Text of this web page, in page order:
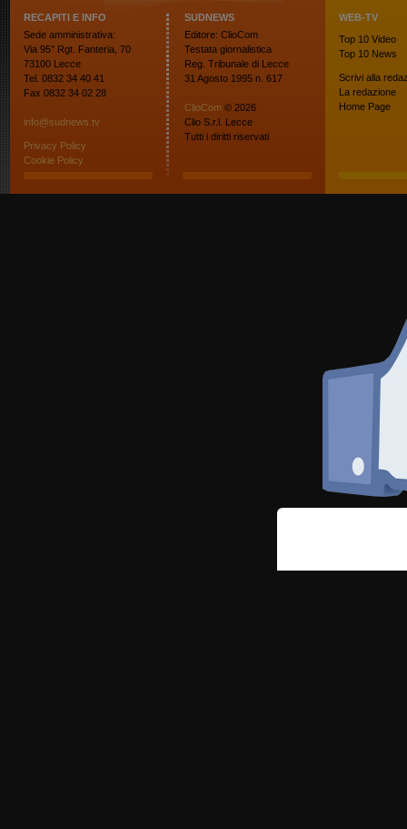
RECAPITI E INFO
Sede amministrativa:
Via 95° Rgt. Fanteria, 70
73100 Lecce
Tel. 0832 34 40 41
Fax 0832 34 02 28
info@sudnews.tv
Privacy Policy
Cookie Policy
SUDNEWS
Editore: ClioCom
Testata giornalistica
Reg. Tribunale di Lecce
31 Agosto 1995 n. 617
ClioCom © 2026
Clio S.r.l. Lecce
Tutti i diritti riservati
WEB-TV
Top 10 Video
Top 10 News
Scrivi alla
La redazione
Home Page